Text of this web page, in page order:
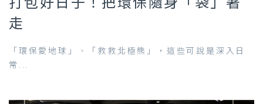
打包好日子！把環保隨身「袋」著
走
「環保愛地球」、「救救北極熊」，這些可說是深入日
常...